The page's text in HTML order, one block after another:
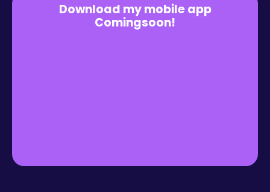
Download my mobile app
Comingsoon!